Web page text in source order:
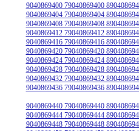
9040869400 79040869400
9040869404 79040869404
9040869408 79040869408
9040869412 79040869412
9040869416 79040869416
9040869420 79040869420
9040869424 79040869424
9040869428 79040869428
9040869432 79040869432
9040869436 79040869436
9040869440 79040869440
9040869444 79040869444
9040869448 79040869448